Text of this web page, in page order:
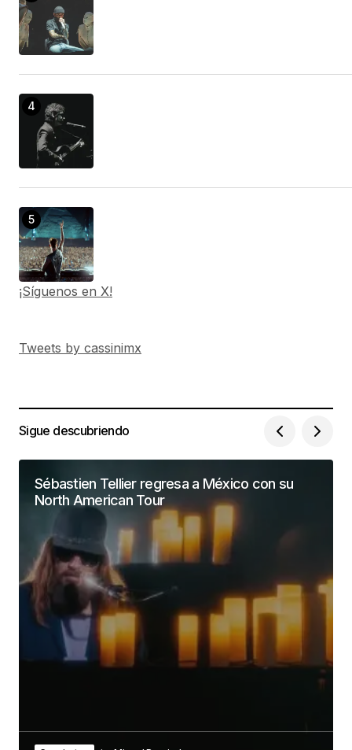
¡Síguenos en X!
Tweets by cassinimx
Sigue descubriendo
Sébastien Tellier regresa a México con su
North American Tour